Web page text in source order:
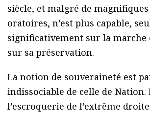
siècle, et malgré de
oratoires, n’est plus capable,
significativement sur la marche
sur sa préservation.
La notion de souveraineté est
indissociable de celle de Nation.
l’escroquerie de l’extrême